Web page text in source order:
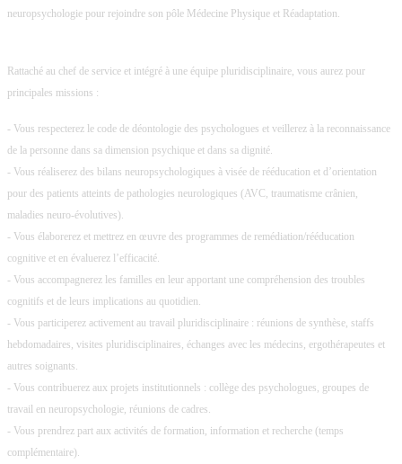
neuropsychologie pour rejoindre son pôle Médecine Physique et Réadaptation.
Rattaché au chef de service et intégré à une équipe pluridisciplinaire, vous aurez pour
principales missions :
- Vous respecterez le code de déontologie des psychologues et veillerez à la reconnaissance
de la personne dans sa dimension psychique et dans sa dignité.
- Vous réaliserez des bilans neuropsychologiques à visée de rééducation et d’orientation
pour des patients atteints de pathologies neurologiques (AVC, traumatisme crânien,
maladies neuro-évolutives).
- Vous élaborerez et mettrez en œuvre des programmes de remédiation/rééducation
cognitive et en évaluerez l’efficacité.
- Vous accompagnerez les familles en leur apportant une compréhension des troubles
cognitifs et de leurs implications au quotidien.
- Vous participerez activement au travail pluridisciplinaire : réunions de synthèse, staffs
hebdomadaires, visites pluridisciplinaires, échanges avec les médecins, ergothérapeutes et
autres soignants.
- Vous contribuerez aux projets institutionnels : collège des psychologues, groupes de
travail en neuropsychologie, réunions de cadres.
- Vous prendrez part aux activités de formation, information et recherche (temps
complémentaire).